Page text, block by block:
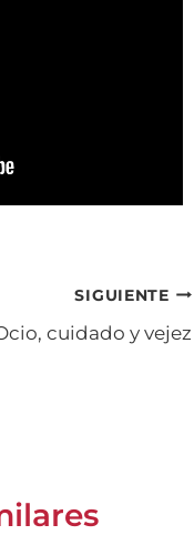
SIGUIENTE
cuidado y vejez